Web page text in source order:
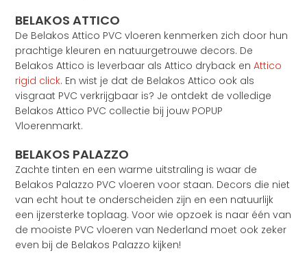
BELAKOS ATTICO
De Belakos Attico PVC vloeren kenmerken zich door hun
prachtige kleuren en natuurgetrouwe decors. De
Belakos Attico is leverbaar als Attico dryback enAttico
rigid click. En wist je dat de Belakos Attico ook als
visgraat PVC verkrijgbaar is? Je ontdekt de volledige
Belakos Attico PVC collectie bij jouw POPUP
Vloerenmarkt.
BELAKOS PALAZZO
Zachte tinten en een warme uitstraling is waar de
Belakos Palazzo PVC vloeren voor staan. Decors die niet
van echt hout te onderscheiden zijn en een natuurlijk
een ijzersterke toplaag. Voor wie opzoek is naar één van
de mooiste PVC vloeren van Nederland moet ook zeker
even bij de Belakos Palazzo kijken!